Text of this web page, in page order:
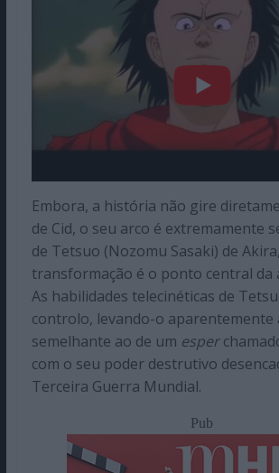
Embora, a história não gire
de Cid, o seu arco é extremamente
de Tetsuo (Nozomu Sasaki) de
transformação é o ponto central da
As habilidades telecinéticas de
controlo, levando-o aparentemente
semelhante ao de um esper
com o seu poder destrutivo
Terceira Guerra Mundial.
Pub